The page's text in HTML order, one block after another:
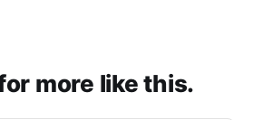
more like this.